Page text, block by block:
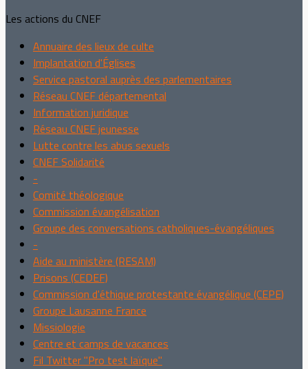
Les actions du CNEF
Annuaire des lieux de culte
Implantation d'Églises
Service pastoral auprès des parlementaires
Réseau CNEF départemental
Information juridique
Réseau CNEF jeunesse
Lutte contre les abus sexuels
CNEF Solidarité
-
Comité théologique
Commission évangélisation
Groupe des conversations catholiques-évangéliques
-
Aide au ministère (RESAM)
Prisons (CEDEF)
Commission d'éthique protestante évangélique (CEPE)
Groupe Lausanne France
Missiologie
Centre et camps de vacances
Fil Twitter "Pro test laïque"